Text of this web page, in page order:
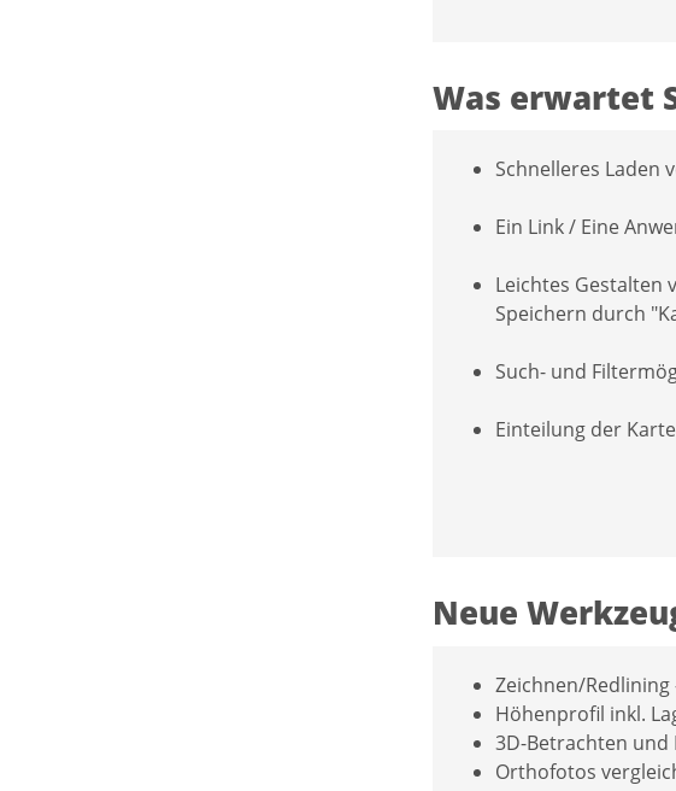
Was erwartet
Schnelleres Laden
Ein Link / Eine
Leichtes Gestalten
Speichern durch
Such- und
Einteilung der
Neue
Zeichnen/
Höhenprofil inkl.
3D-Betrachten und
Orthofotos